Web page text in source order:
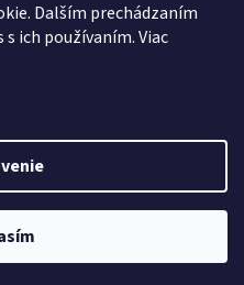
Dalším prechádzaním
ich používaním. Viac
Shoptet
. Všetky práva vyhradené.